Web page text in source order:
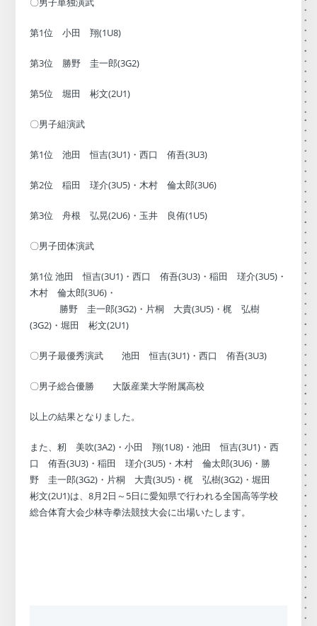
第1位 小田 翔(1U8)
第3位 勝野 圭一郎(3G2)
第5位 堀田 彬文(2U1)
〇男子組演武
第1位 池田 恒吉(3U1)・西口 侑吾(3U3)
第2位 稲田 瑳介(3U5)・木村 倫太郎(3U6)
第3位 舟根 弘晃(2U6)・玉井 良侑(1U5)
〇男子団体演武
第1位 池田 恒吉(3U1)・西口 侑吾(3U3)・稲田 瑳介(3U5)・
木村 倫太郎(3U6)・
勝野 圭一郎(3G2)・片桐 大貴(3U5)・梶 弘樹
(3G2)・堀田 彬文(2U1)
〇男子最優秀演武 池田 恒吉(3U1)・西口 侑吾(3U3)
〇男子総合優勝 大阪産業大学附属高校
以上の結果となりました。
また、籾 美吹(3A2)・小田 翔(1U8)・池田 恒吉(3U1)・西
口 侑吾(3U3)・稲田 瑳介(3U5)・木村 倫太郎(3U6)・勝
野 圭一郎(3G2)・片桐 大貴(3U5)・梶 弘樹(3G2)・堀田
彬文(2U1)は、8月2日～5日に愛知県で行われる全国高等学校
総合体育大会少林寺拳法競技大会に出場いたします。